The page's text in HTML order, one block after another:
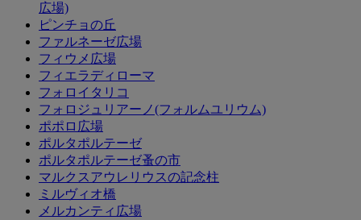
広場)
ピンチョの丘
ファルネーゼ広場
フィウメ広場
フィエラディローマ
フォロイタリコ
フォロジュリアーノ(フォルムユリウム)
ポポロ広場
ポルタポルテーゼ
ポルタポルテーゼ蚤の市
マルクスアウレリウスの記念柱
ミルヴィオ橋
メルカンティ広場